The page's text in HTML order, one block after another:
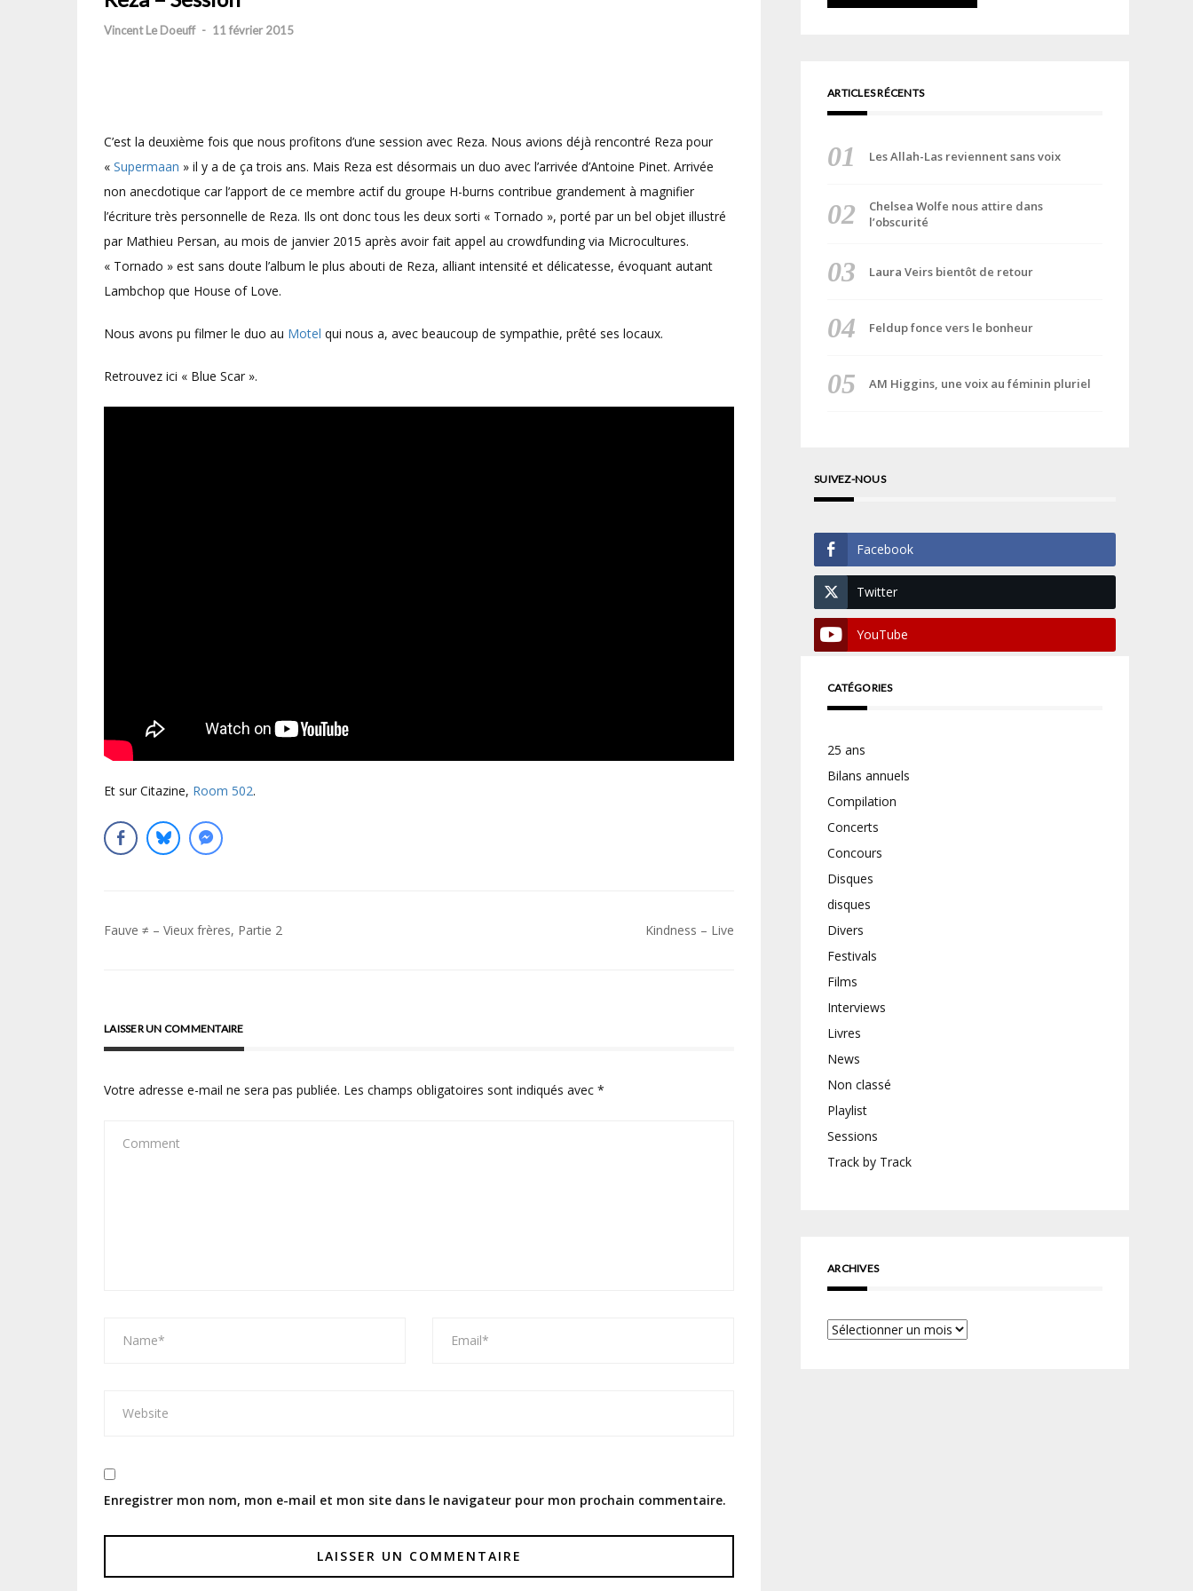
Vincent Le Doeuff - 11 février 2015
C’est la deuxième fois que nous profitons d’une session avec Reza. Nous avions déjà rencontré Reza pour
« Supermaan » il y a de ça trois ans. Mais Reza est désormais un duo avec l’arrivée d’Antoine Pinet. Arrivée
non anecdotique car l’apport de ce membre actif du groupe H-burns contribue grandement à magnifier
l’écriture très personnelle de Reza. Ils ont donc tous les deux sorti « Tornado », porté par un bel objet illustré
par Mathieu Persan, au mois de janvier 2015 après avoir fait appel au crowdfunding via Microcultures.
« Tornado » est sans doute l’album le plus abouti de Reza, alliant intensité et délicatesse, évoquant autant
Lambchop que House of Love.
Nous avons pu filmer le duo au Motel qui nous a, avec beaucoup de sympathie, prêté ses locaux.
Retrouvez ici « Blue Scar ».
Et sur Citazine, Room 502.
Navigation
Fauve ≠ – Vieux frères, Partie 2 Kindness – Live
LAISSER UN COMMENTAIRE
Votre adresse e-mail ne sera pas publiée. Les champs obligatoires sont indiqués avec *
Enregistrer mon nom, mon e-mail et mon site dans le navigateur pour mon prochain commentaire.
ARTICLES RÉCENTS
Les Allah-Las reviennent sans voix
Chelsea Wolfe nous attire dans
l’obscurité
Laura Veirs bientôt de retour
Feldup fonce vers le bonheur
AM Higgins, une voix au féminin pluriel
SUIVEZ-NOUS
Facebook
Twitter
YouTube
CATÉGORIES
25 ans
Bilans annuels
Compilation
Concerts
Concours
Disques
disques
Divers
Festivals
Films
Interviews
Livres
News
Non classé
Playlist
Sessions
Track by Track
ARCHIVES
Archives